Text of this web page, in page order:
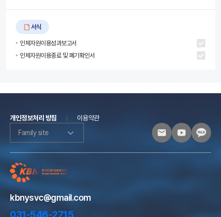
서식
인체자원이용성과보고서
인체자원이용종료 및 폐기확인서
개인정보처리 방침
이용약관
Family site
kbnysvc@gmail.com